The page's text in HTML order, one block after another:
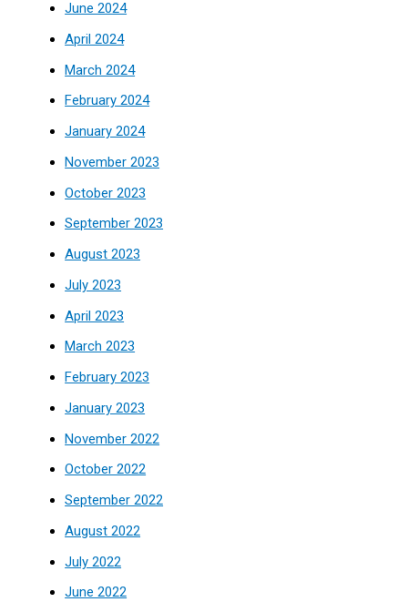
June 2024
April 2024
March 2024
February 2024
January 2024
November 2023
October 2023
September 2023
August 2023
July 2023
April 2023
March 2023
February 2023
January 2023
November 2022
October 2022
September 2022
August 2022
July 2022
June 2022